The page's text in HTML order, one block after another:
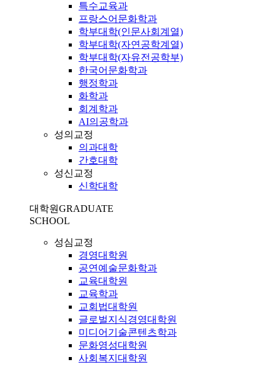
특수교육과
프랑스어문화학과
학부대학(인문사회계열)
학부대학(자연공학계열)
학부대학(자유전공학부)
한국어문화학과
행정학과
화학과
회계학과
AI의공학과
성의교정
의과대학
간호대학
성신교정
신학대학
대학원GRADUATE
SCHOOL
성심교정
경영대학원
공연예술문화학과
교육대학원
교육학과
교회법대학원
글로벌지식경영대학원
미디어기술콘텐츠학과
문화영성대학원
사회복지대학원